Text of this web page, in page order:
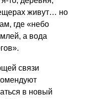
живут… но
где «небо
а вода
связи
в новый